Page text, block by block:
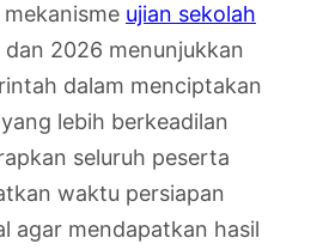
ujian sekolah
dan 2026 menunjukkan
dalam menciptakan
lebih berkeadilan
seluruh peserta
waktu persiapan
agar mendapatkan hasil